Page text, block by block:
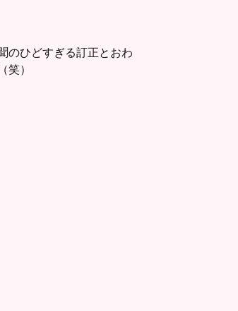
のひどすぎる訂正とおわ
笑）